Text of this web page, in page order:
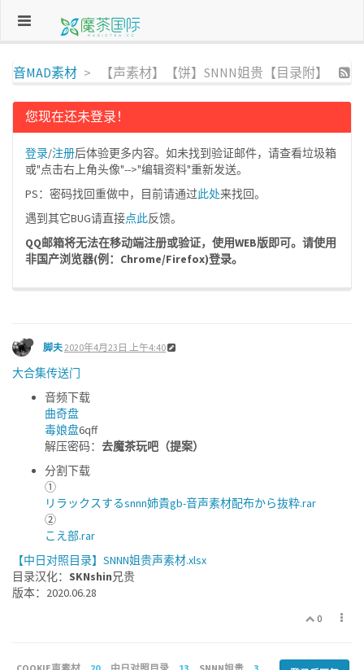
音MAD素材 【声素材】【饼】SNNN姐贵【目录附】
您现在还未登录！
登录/注册后体验更多内容。如未找到验证邮件，请查看垃圾箱
或"点击右上角头像"-->"编辑资料"重新发送。
PS：密码找回重做中，目前请通过此处来找回。
遇到其它BUG请直接点此反馈。
QQ邮箱将无法在移动端注册或验证，使用WEB版即可。请使用
非国产浏览器(例：Chrome/Firefox)登录。
脚夫2020年4月23日 上午4:40
大合集传送门
音频下载
曲奇盘
毒娘盘6qff
解压密码： 去魔茶玩吧（提案）
分割下载
①
リラックスするsnnn姉貴gb-音声素材配布から抜粋.rar
②
こえ部.rar
【中日对照目录】SNNN姐贵声素材.xlsx
目录汉化： SKNshin兄贵
版本：2020.06.28
0